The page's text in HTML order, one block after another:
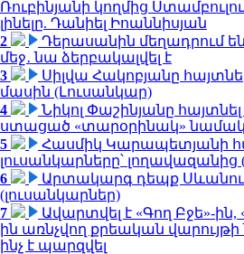
Ռուբինյանի կողմից
լինելը. Դանիել Իոաննիսյան
2
Դերասանին մեղադրում
մեջ․ նա ձերբակալվել է
3
Սիլվա Հակոբյանը
մասին (Լուսանկար)
4
Նիկոլ Փաշինյանը
ստացած «տարօրինակ»
5
Հասմիկ Կարապետյանի
լուսանկարները՝ լողավազանից
6
Արտակարգ դեպք
(լուսանկարներ)
7
Ավարտվել է «Գող Բջե»-ին,
ին առնչվող քրեական
ինչ է պարզվել